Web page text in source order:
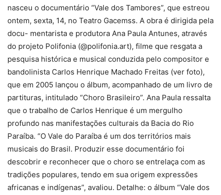
nasceu o documentário “Vale dos Tambores”, que estreou
ontem, sexta, 14, no Teatro Gacemss. A obra é dirigida pela
docu- mentarista e produtora Ana Paula Antunes, através
do projeto Polifonia (@polifonia.art), filme que resgata a
pesquisa histórica e musical conduzida pelo compositor e
bandolinista Carlos Henrique Machado Freitas (ver foto),
que em 2005 lançou o álbum, acompanhado de um livro de
partituras, intitulado “Choro Brasileiro”. Ana Paula ressalta
que o trabalho de Carlos Henrique é um mergulho
profundo nas manifestações culturais da Bacia do Rio
Paraíba. “O Vale do Paraíba é um dos territórios mais
musicais do Brasil. Produzir esse documentário foi
descobrir e reconhecer que o choro se entrelaça com as
tradições populares, tendo em sua origem expressões
africanas e indígenas”, avaliou. Detalhe: o álbum “Vale dos